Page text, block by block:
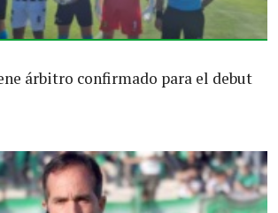
árbitro confirmado para el debut